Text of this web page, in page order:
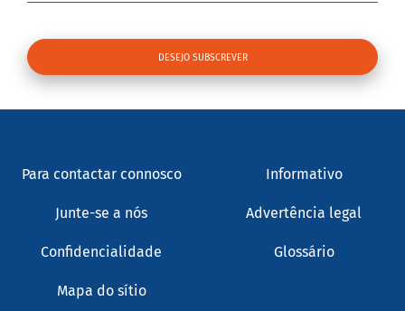
Para contactar connosco Informativo
Junte-se a nós Advertência legal
Confidencialidade Glossário
Mapa do sítio